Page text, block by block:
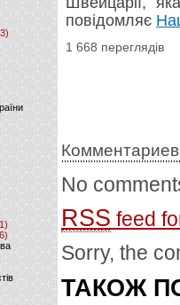
повідомляє
1 668 переглядів
No
RSS feed
Sorry, the
ТАКОЖ